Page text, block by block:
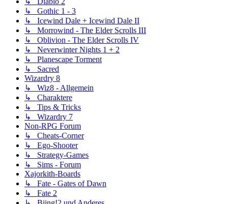
↳ Gothic 1 - 3
↳ Icewind Dale + Icewind Dale II
↳ Morrowind - The Elder Scrolls III
↳ Oblivion - The Elder Scrolls IV
↳ Neverwinter Nights 1 + 2
↳ Planescape Torment
↳ Sacred
Wizardry 8
↳ Wiz8 - Allgemein
↳ Charaktere
↳ Tips & Tricks
↳ Wizardry 7
Non-RPG Forum
↳ Cheats-Corner
↳ Ego-Shooter
↳ Strategy-Games
↳ Sims - Forum
Xajorkith-Boards
↳ Fate - Gates of Dawn
↳ Fate 2